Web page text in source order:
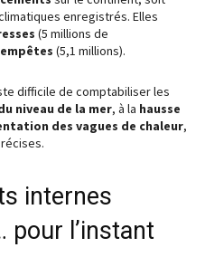
enregistrés. Elles
(5 millions de
(5,1 millions).
difficile de comptabiliser les
niveau de la mer, à la hausse
des vagues de chaleur,
internes
l’instant